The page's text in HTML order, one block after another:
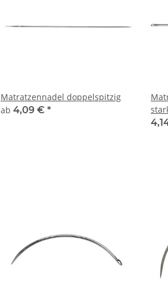
Matratzennadel doppelspitzig
ab 4,09 € *